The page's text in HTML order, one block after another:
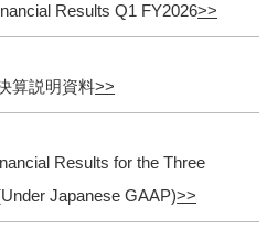
Results Q1 FY2026
算説明資料
Results for the Three
Japanese GAAP)